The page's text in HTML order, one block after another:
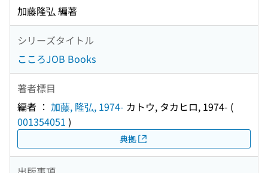
加藤隆弘 編著
シリーズタイトル
こころJOB Books
著者標目
編者 ： 加藤, 隆弘, 1974- カトウ, タカヒロ, 1974- (
001354051 )
典拠